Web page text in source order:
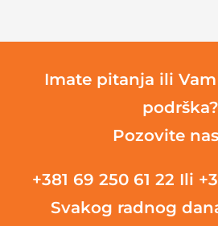
Imate pitanja ili
podrška?
Pozovite
+381 69 250 61 22 Ili
Svakog radnog